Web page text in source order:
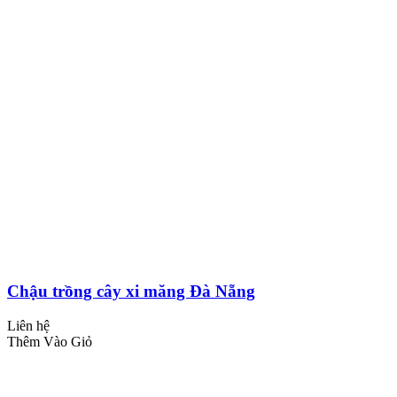
Chậu trồng cây xi măng Đà Nẵng
Liên hệ
Thêm Vào Giỏ